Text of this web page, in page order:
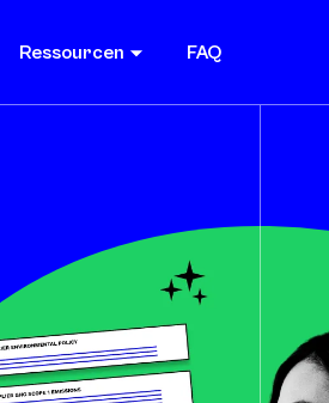
Ressourcen FAQ